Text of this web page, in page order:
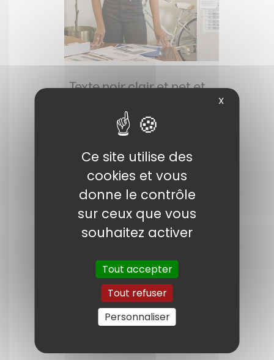
Texte noir clair et net et
Démarquez-vous de vos concurrents
avec des impressions de qualité
supérieure pour représenter vos
idées commerciales.
X
Ce site utilise des
cookies et vous
donne le contrôle
sur ceux que vous
souhaitez activer
Tout accepter
Tout refuser
Personnaliser